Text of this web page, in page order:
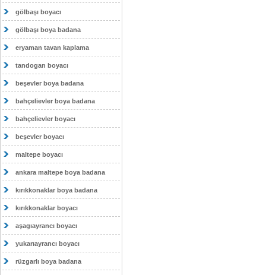
gölbaşı boyacı
gölbaşı boya badana
eryaman tavan kaplama
tandogan boyacı
beşevler boya badana
bahçelievler boya badana
bahçelievler boyacı
beşevler boyacı
maltepe boyacı
ankara maltepe boya badana
kırıkkonaklar boya badana
kırıkkonaklar boyacı
aşagıayrancı boyacı
yukarıayrancı boyacı
rüzgarlı boya badana